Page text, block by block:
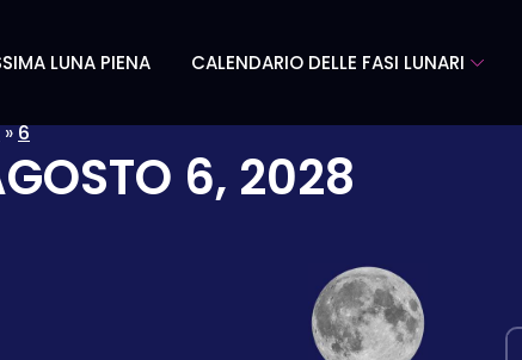
LUNA PIENA CALENDARIO DELLE FASI LUNARI
»6
6, 2028